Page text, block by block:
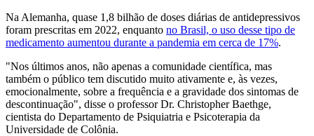
Na Alemanha, quase 1,8 bilhão de doses diárias de antidepressivos
foram prescritas em 2022, enquanto no Brasil, o uso desse tipo de
medicamento aumentou durante a pandemia em cerca de 17%.
"Nos últimos anos, não apenas a comunidade científica, mas
também o público tem discutido muito ativamente e, às vezes,
emocionalmente, sobre a frequência e a gravidade dos sintomas de
descontinuação", disse o professor Dr. Christopher Baethge,
cientista do Departamento de Psiquiatria e Psicoterapia da
Universidade de Colônia.